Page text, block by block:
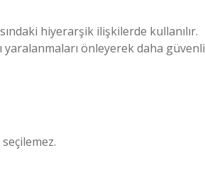
hiyerarşik ilişkilerde kullanılır.
önleyerek daha güvenli